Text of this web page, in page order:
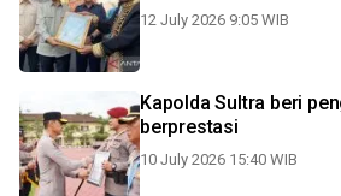
12 July 2026 9:05 WIB
Kapolda Sultra beri
berprestasi
10 July 2026 15:40 WIB